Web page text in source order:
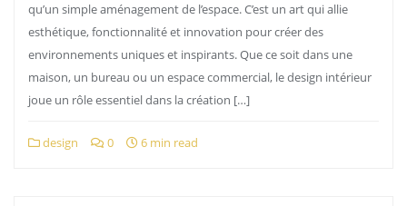
qu’un simple aménagement de l’espace. C’est un art qui allie
esthétique, fonctionnalité et innovation pour créer des
environnements uniques et inspirants. Que ce soit dans une
maison, un bureau ou un espace commercial, le design intérieur
joue un rôle essentiel dans la création […]
design 0 6 min read